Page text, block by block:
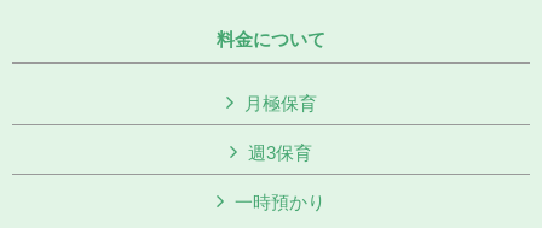
料金について
月極保育
週3保育
一時預かり